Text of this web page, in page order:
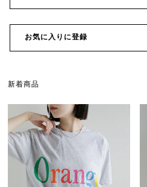
お気に入りに登録
新着商品